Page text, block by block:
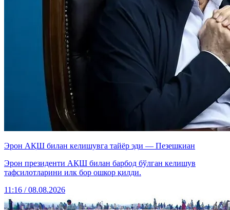
Эрон АҚШ билан келишувга тайёр эди — Пезешкиан
Эрон президенти АҚШ билан барбод бўлган келишув
тафсилотларини илк бор ошкор қилди.
11:16 / 08.08.2026